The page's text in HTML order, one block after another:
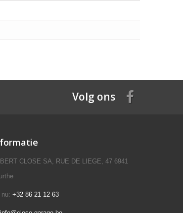
Volg ons
CLOSE SA, RUE DE LIEGE, 47 6941
nu: +32 86 21 12 63